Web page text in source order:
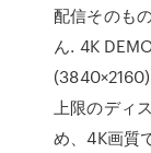
配信そのも
ん. 4K
上限のディ
め、4K画質